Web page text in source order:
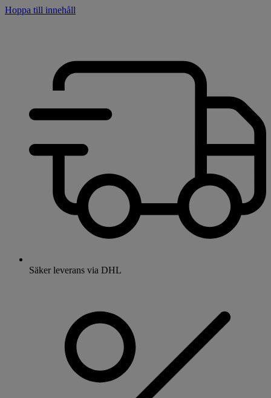
Hoppa till innehåll
Säker leverans via DHL